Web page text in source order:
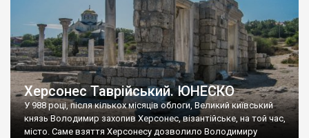
Херсонес Таврійський. ЮНЕСКО
У 988 році, після кількох місяців облоги, Великий київський
князь Володимир захопив Херсонес, візантійське, на той час,
місто. Саме взяття Херсонесу дозволило Володимиру